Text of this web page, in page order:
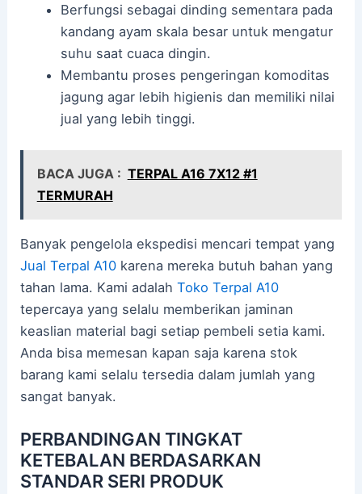
Berfungsi sebagai dinding sementara pada
kandang ayam skala besar untuk mengatur
suhu saat cuaca dingin.
Membantu proses pengeringan komoditas
jagung agar lebih higienis dan memiliki nilai
jual yang lebih tinggi.
BACA JUGA : TERPAL A16 7X12 #1
TERMURAH
Banyak pengelola ekspedisi mencari tempat yang
Jual Terpal A10 karena mereka butuh bahan yang
tahan lama. Kami adalahToko Terpal A10
tepercaya yang selalu memberikan jaminan
keaslian material bagi setiap pembeli setia kami.
Anda bisa memesan kapan saja karena stok
barang kami selalu tersedia dalam jumlah yang
sangat banyak.
PERBANDINGAN TINGKAT
KETEBALAN BERDASARKAN
STANDAR SERI PRODUK